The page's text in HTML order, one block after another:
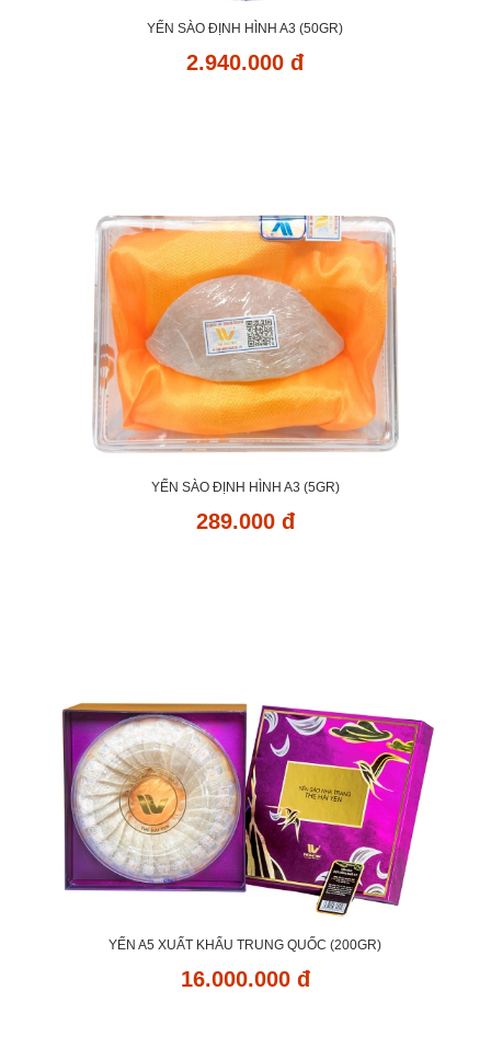
YẾN SÀO ĐỊNH HÌNH A3 (50GR)
2.940.000 đ
YẾN SÀO ĐỊNH HÌNH A3 (5GR)
289.000 đ
YẾN A5 XUẤT KHẨU TRUNG QUỐC (200GR)
16.000.000 đ